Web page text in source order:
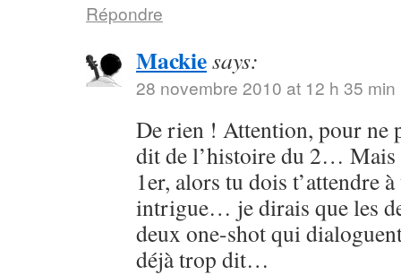
Répondre
Mackiesays:
28 novembre 2010 at 12 h 35 min
De rien ! Attention, pour ne
dit de l’histoire du 2… Mais
1er, alors tu dois t’attendre
intrigue… je dirais que les
deux one-shot qui
déjà trop dit…